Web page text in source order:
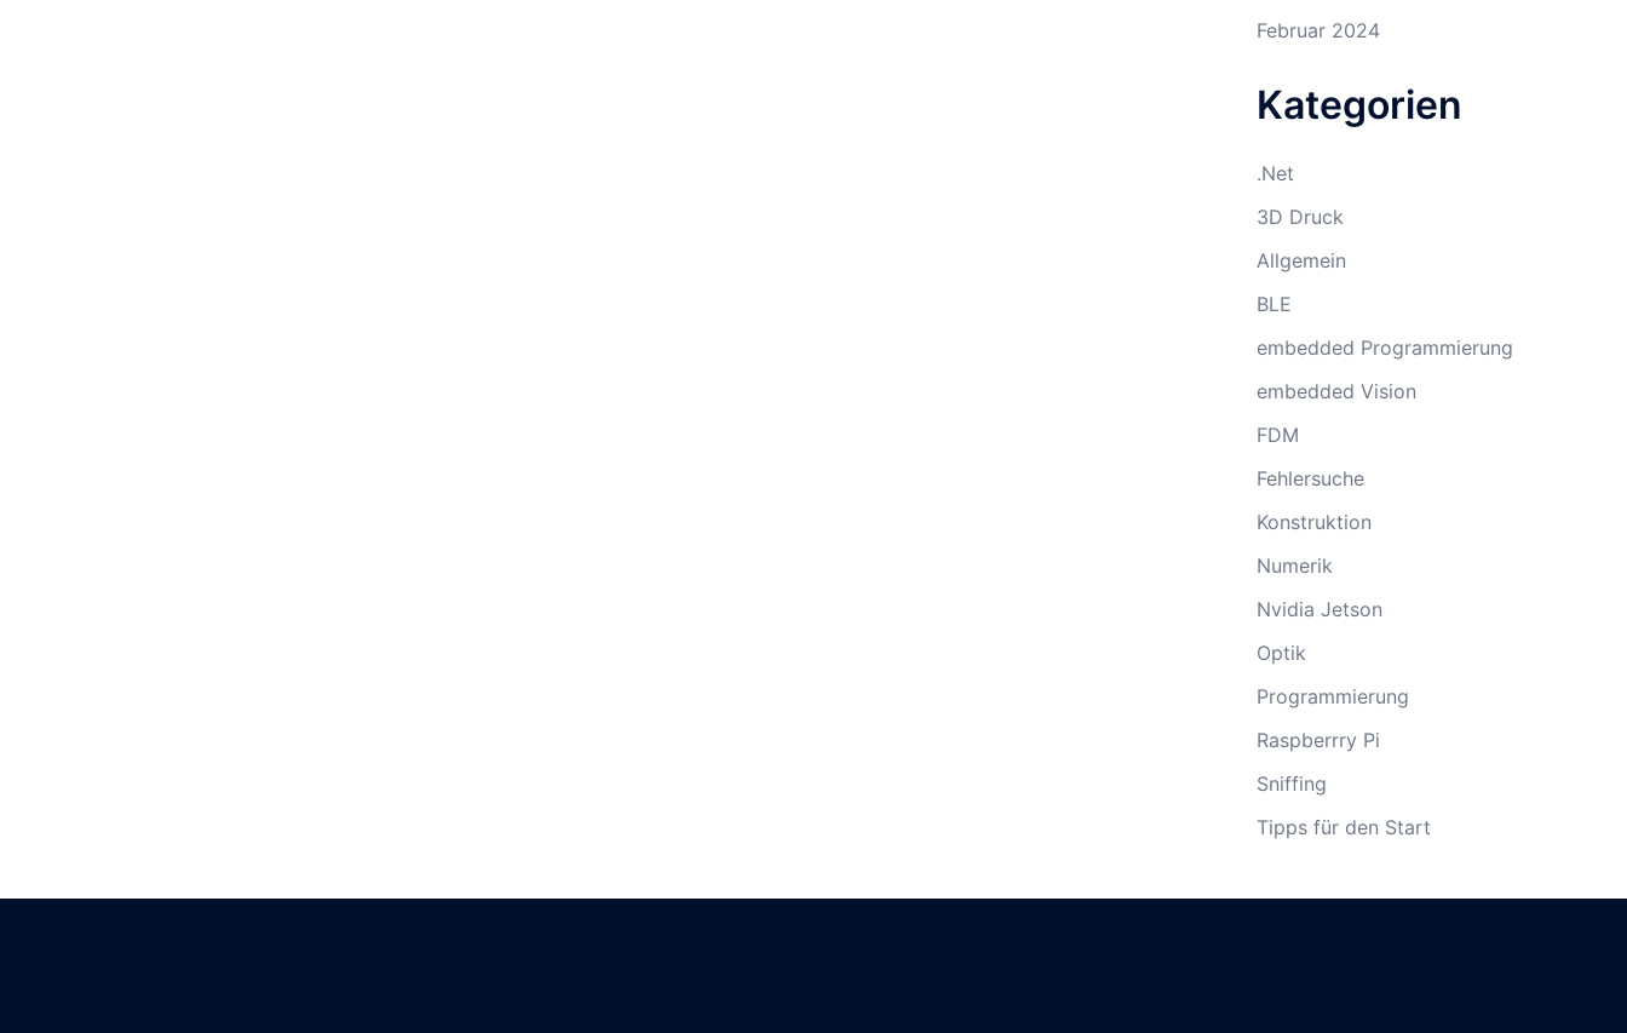
Februar 2024
Kategorien
.Net
3D Druck
Allgemein
BLE
embedded Programmierung
embedded Vision
FDM
Fehlersuche
Konstruktion
Numerik
Nvidia Jetson
Optik
Programmierung
Raspberrry Pi
Sniffing
Tipps für den Start